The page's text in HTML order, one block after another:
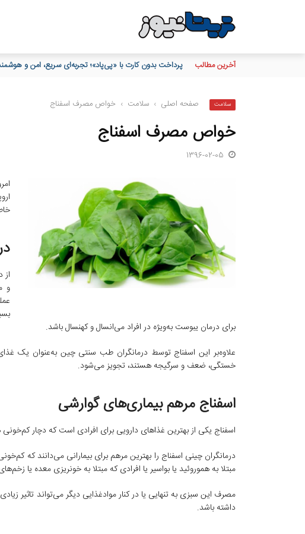
آخرین مطالب پرداخت بدون کارت با «پی‌پاد»؛ تجربه‌ای سریع، امن و
سلامت صفحه اصلی › سلامت › خواص مصرف اسفناج
خواص مصرف اسفناج
1396-02-05
و
برای درمان یبوست به‌ویژه در افراد می‌انسال و کهنسال باشد.
علاوه‌بر این اسفناج توسط درمانگران طب سنتی چین به‌عنوان یک غذای
خستگی، ضعف و سرگیجه هستند، تجویز می‌شود.
اسفناج مرهم بیماری‌های گوارشی
اسفناج یکی از بهترین غذاهای دارویی برای افرادی است که دچار
درمانگران چینی اسفناج را بهترین مرهم برای بیمارانی می‌دانند که
مبتلا به هموروئید یا بواسیر یا افرادی که مبتلا به خونریزی معده یا
مصرف این سبزی به تنهایی یا در کنار موادغذایی دیگر می‌تواند تاثیر
داشته باشد.